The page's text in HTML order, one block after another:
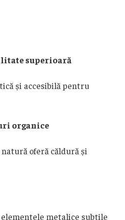
superioară
și accesibilă pentru
organice
oferă căldură și
metalice subtile